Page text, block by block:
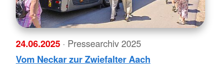
24.06.2025 · Pressearchiv 2025
Vom Neckar zur Zwiefalter Aach